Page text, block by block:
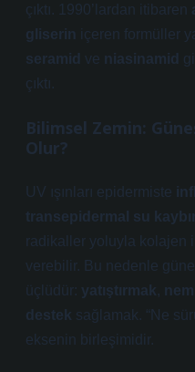
çıktı. 1990’lardan itibaren
gliserin içeren formüller
seramid ve niasinamid
çıktı.
Bilimsel Zemin:
Olur?
UV ışınları epidermiste
transepidermal su
radikaller yoluyla kolajen
verebilir. Bu nedenle
üçlüdür: yatıştırmak,
destek sağlamak. “Ne
eksenin birleşimidir.